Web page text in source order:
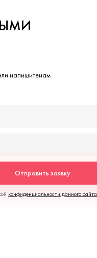
напишитенам
Отправить заявку
конфиденциальности данного сайта